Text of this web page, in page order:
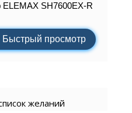
ELEMAХ SH7600EX-R
Быстрый просмотр
желаний